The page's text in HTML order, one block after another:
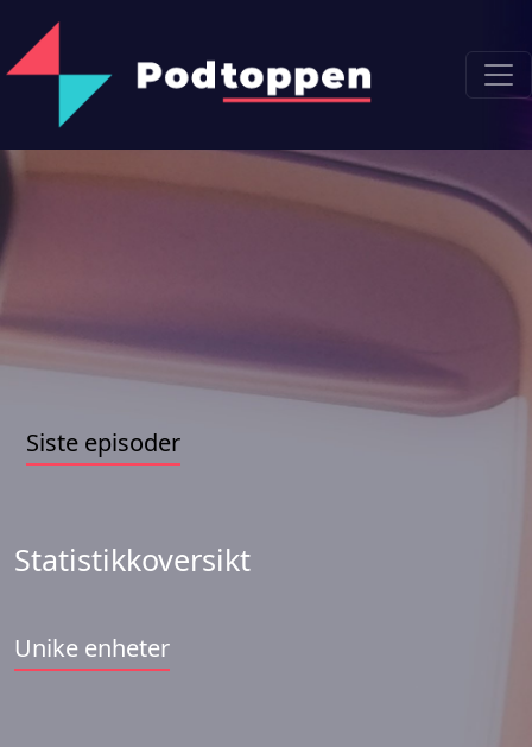
Siste episoder
Statistikkoversikt
Unike enheter